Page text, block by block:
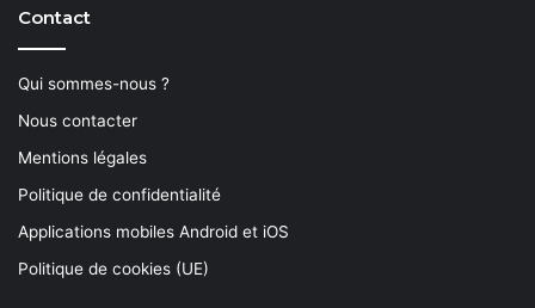
Contact
Qui sommes-nous ?
Nous contacter
Mentions légales
Politique de confidentialité
Applications mobiles Android et iOS
Politique de cookies (UE)